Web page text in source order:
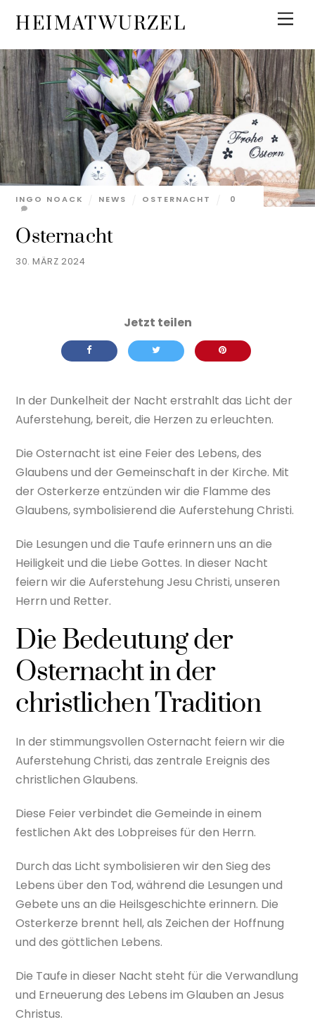
content
HEIMATWURZEL
30. MÄRZ 2024
Osternacht
INGO NOACK NEWS OSTERNACHT 0
In der Dunkelheit der Nacht erstrahlt das Licht der
Auferstehung, bereit, die Herzen zu erleuchten.
Die Osternacht ist eine Feier des Lebens, des
Glaubens und der Gemeinschaft in der Kirche. Mit
der Osterkerze entzünden wir die Flamme des
Glaubens, symbolisierend die Auferstehung Christi.
Die Lesungen und die Taufe erinnern uns an die
Heiligkeit und die Liebe Gottes. In dieser Nacht
feiern wir die Auferstehung Jesu Christi, unseren
Herrn und Retter.
Die Bedeutung der
Osternacht in der
christlichen Tradition
In der stimmungsvollen Osternacht feiern wir die
Auferstehung Christi, das zentrale Ereignis des
christlichen Glaubens.
Diese Feier verbindet die Gemeinde in einem
festlichen Akt des Lobpreises für den Herrn.
Durch das Licht symbolisieren wir den Sieg des
Lebens über den Tod, während die Lesungen und
Gebete uns an die Heilsgeschichte erinnern. Die
Osterkerze brennt hell, als Zeichen der Hoffnung
und des göttlichen Lebens.
Die Taufe in dieser Nacht steht für die Verwandlung
und Erneuerung des Lebens im Glauben an Jesus
Christus.